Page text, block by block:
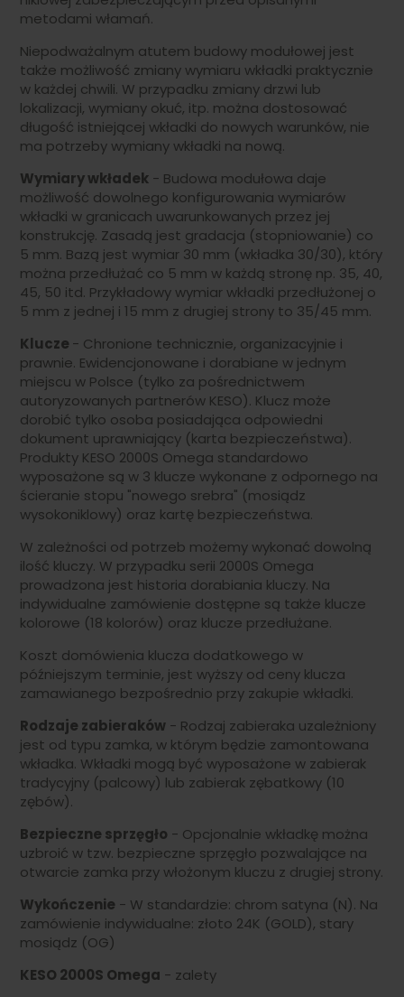
metodami włamań.
Niepodważalnym atutem budowy modułowej jest
także możliwość zmiany wymiaru wkładki praktycznie
w każdej chwili. W przypadku zmiany drzwi lub
lokalizacji, wymiany okuć, itp. można dostosować
długość istniejącej wkładki do nowych warunków, nie
ma potrzeby wymiany wkładki na nową.
Wymiary wkładek - Budowa modułowa daje
możliwość dowolnego konfigurowania wymiarów
wkładki w granicach uwarunkowanych przez jej
konstrukcję. Zasadą jest gradacja (stopniowanie) co
5 mm. Bazą jest wymiar 30 mm (wkładka 30/30), który
można przedłużać co 5 mm w każdą stronę np. 35, 40,
45, 50 itd. Przykładowy wymiar wkładki przedłużonej o
5 mm z jednej i 15 mm z drugiej strony to 35/45 mm.
Klucze - Chronione technicznie, organizacyjnie i
prawnie. Ewidencjonowane i dorabiane w jednym
miejscu w Polsce (tylko za pośrednictwem
autoryzowanych partnerów KESO). Klucz może
dorobić tylko osoba posiadająca odpowiedni
dokument uprawniający (karta bezpieczeństwa).
Produkty KESO 2000S Omega standardowo
wyposażone są w 3 klucze wykonane z odpornego na
ścieranie stopu "nowego srebra" (mosiądz
wysokoniklowy) oraz kartę bezpieczeństwa.
W zależności od potrzeb możemy wykonać dowolną
ilość kluczy. W przypadku serii 2000S Omega
prowadzona jest historia dorabiania kluczy. Na
indywidualne zamówienie dostępne są także klucze
kolorowe (18 kolorów) oraz klucze przedłużane.
Koszt domówienia klucza dodatkowego w
późniejszym terminie, jest wyższy od ceny klucza
zamawianego bezpośrednio przy zakupie wkładki.
Rodzaje zabieraków - Rodzaj zabieraka uzależniony
jest od typu zamka, w którym będzie zamontowana
wkładka. Wkładki mogą być wyposażone w zabierak
tradycyjny (palcowy) lub zabierak zębatkowy (10
zębów).
Bezpieczne sprzęgło - Opcjonalnie wkładkę można
uzbroić w tzw. bezpieczne sprzęgło pozwalające na
otwarcie zamka przy włożonym kluczu z drugiej strony.
Wykończenie - W standardzie: chrom satyna (N). Na
zamówienie indywidualne: złoto 24K (GOLD), stary
mosiądz (OG)
KESO 2000S Omega - zalety